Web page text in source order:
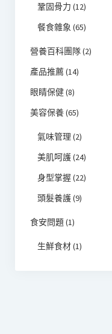
鞏固骨力 (12)
餐食雜象 (65)
營養百科團隊(2)
產品推薦(14)
眼睛保健(8)
美容保養(65)
氣味管理 (2)
美肌呵護(24)
身型掌握 (22)
頭髮養護(9)
食安問題(1)
生鮮食材(1)